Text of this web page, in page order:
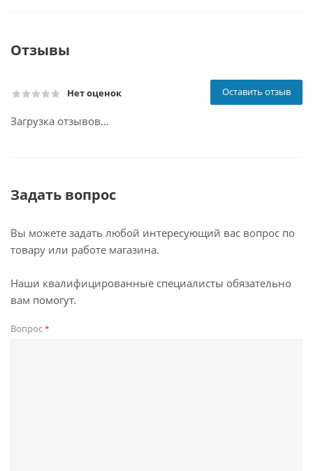
Отзывы
Нет оценок Оставить отзыв
Загрузка отзывов...
Задать вопрос
Вы можете задать любой интересующий вас вопрос по
товару или работе магазина.
Наши квалифицированные специалисты обязательно
вам помогут.
Вопрос*